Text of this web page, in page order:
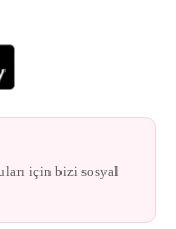
için bizi sosyal